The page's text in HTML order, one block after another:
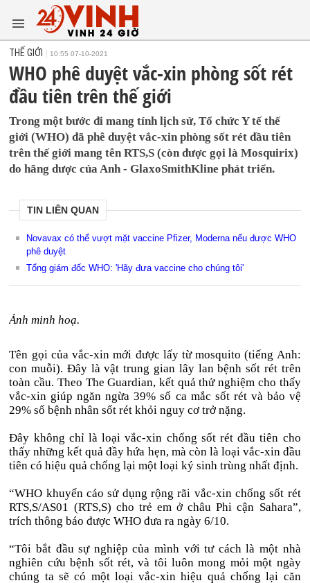
THẾ GIỚI 10:55 07-10-2021
WHO phê duyệt vắc-xin phòng sốt rét
đầu tiên trên thế giới
Trong một bước đi mang tính lịch sử, Tổ chức Y tế thế
giới (WHO) đã phê duyệt vắc-xin phòng sốt rét đầu tiên
trên thế giới mang tên RTS,S (còn được gọi là Mosquirix)
do hãng dược của Anh - GlaxoSmithKline phát triển.
TIN LIÊN QUAN
Novavax có thể vượt mặt vaccine Pfizer, Moderna nếu được WHO
phê duyệt
Tổng giám đốc WHO: 'Hãy đưa vaccine cho chúng tôi'
Ảnh minh hoạ.
Tên gọi của vắc-xin mới được lấy từ mosquito (tiếng Anh:
con muỗi). Đây là vật trung gian lây lan bệnh sốt rét trên
toàn cầu. Theo The Guardian, kết quả thử nghiệm cho thấy
vắc-xin giúp ngăn ngừa 39% số ca mắc sốt rét và bảo vệ
29% số bệnh nhân sốt rét khỏi nguy cơ trở nặng.
Đây không chỉ là loại vắc-xin chống sốt rét đầu tiên cho
thấy những kết quả đầy hứa hẹn, mà còn là loại vắc-xin đầu
tiên có hiệu quả chống lại một loại ký sinh trùng nhất định.
“WHO khuyến cáo sử dụng rộng rãi vắc-xin chống sốt rét
RTS,S/AS01 (RTS,S) cho trẻ em ở châu Phi cận Sahara”,
trích thông báo được WHO đưa ra ngày 6/10.
“Tôi bắt đầu sự nghiệp của mình với tư cách là một nhà
nghiên cứu bệnh sốt rét, và tôi luôn mong mỏi một ngày
chúng ta sẽ có một loại vắc-xin hiệu quả chống lại căn